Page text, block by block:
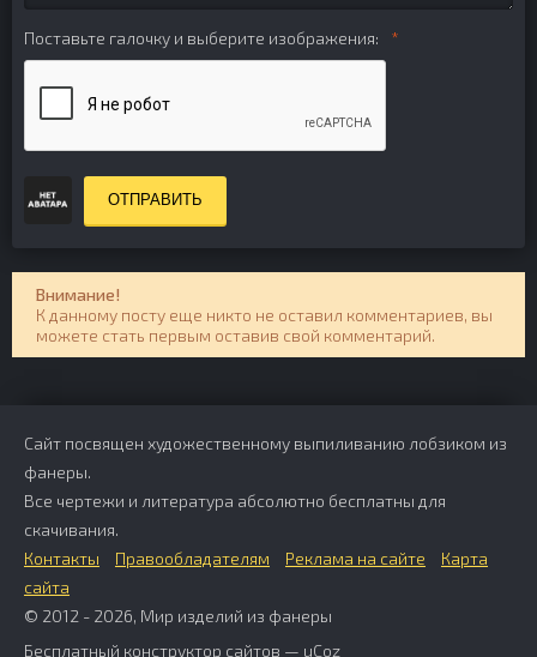
Поставьте галочку и выберите изображения:
ОТПРАВИТЬ
Внимание!
К данному посту еще никто не оставил комментариев, вы
можете стать первым оставив свой комментарий.
Сайт посвящен художественному выпиливанию лобзиком из
фанеры.
Все чертежи и литература абсолютно бесплатны для
скачивания.
Контакты
Правообладателям Реклама на сайте
Карта
сайта
© 2012 - 2026, Мир изделий из фанеры
Бесплатный конструктор сайтов — uCoz